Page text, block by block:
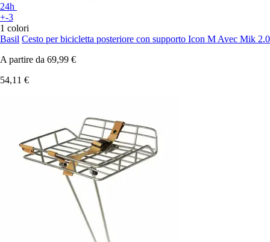
24h
+-3
1 colori
Basil Cesto per bicicletta posteriore con supporto Icon M Avec Mik 2.0
A partire da 69,99 €
54,11 €